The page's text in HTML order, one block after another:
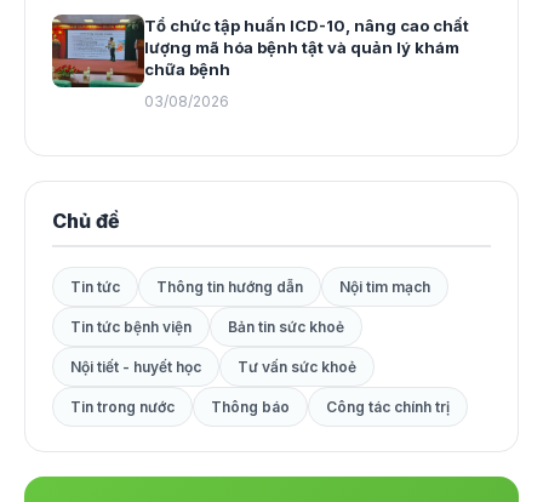
Tổ chức tập huấn ICD-10, nâng cao chất
lượng mã hóa bệnh tật và quản lý khám
chữa bệnh
03/08/2026
Chủ đề
Tin tức Thông tin hướng dẫn Nội tim mạch
Tin tức bệnh viện Bản tin sức khoẻ
Nội tiết - huyết học Tư vấn sức khoẻ
Tin trong nước Thông báo Công tác chính trị